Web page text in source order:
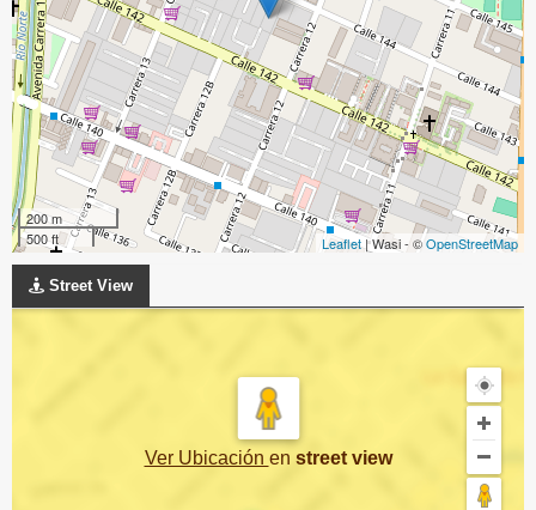
200 m
500 ft
Leaflet| Wasi - ©OpenStreetMap
Street View
Ver Ubicación en street view